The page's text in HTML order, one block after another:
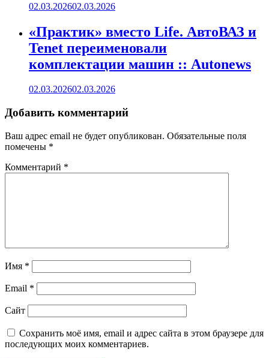
02.03.202602.03.2026
«Практик» вместо Life. АвтоВАЗ и
Tenet переименовали
комплектации машин :: Autonews
02.03.202602.03.2026
Добавить комментарий
Ваш адрес email не будет опубликован. Обязательные поля
помечены *
Комментарий *
Имя *
Email *
Сайт
Сохранить моё имя, email и адрес сайта в этом браузере для
последующих моих комментариев.